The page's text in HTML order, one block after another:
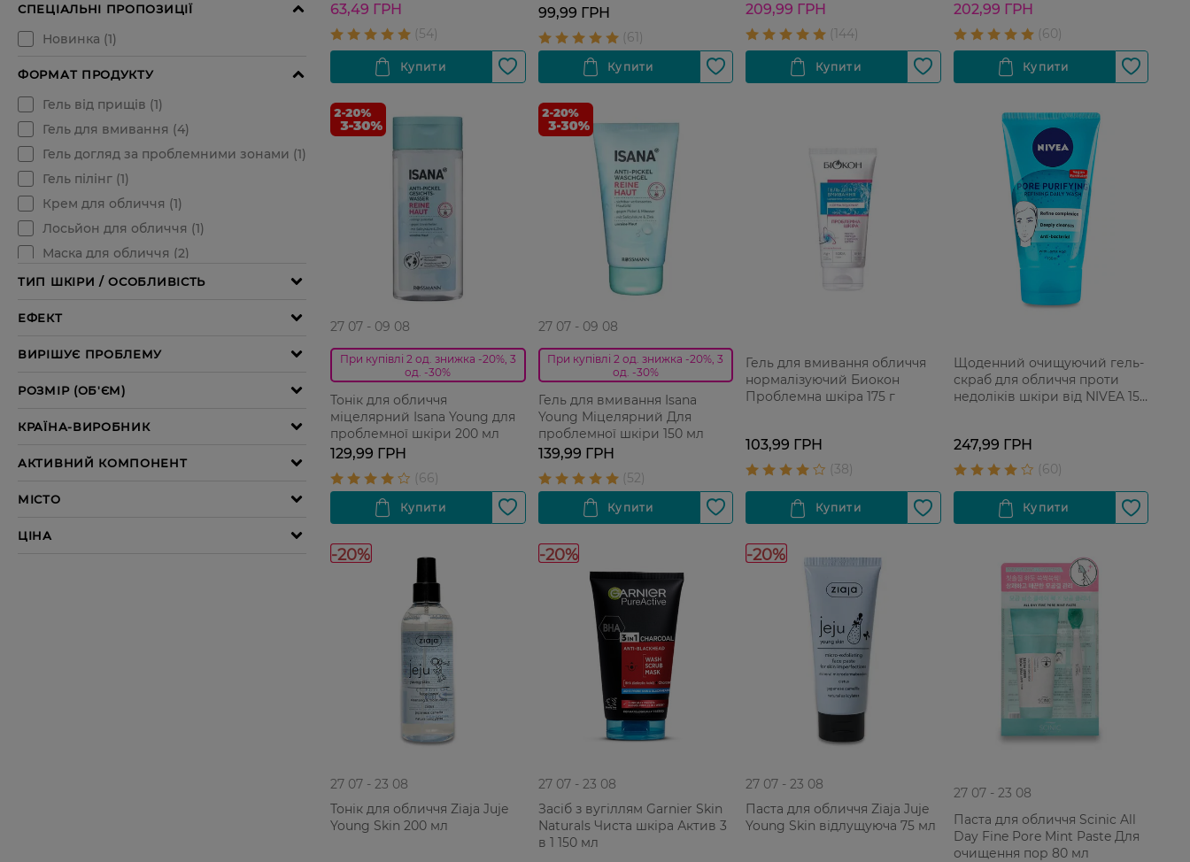
63,49 ГРН 99,99 ГРН 209,99 ГРН 202,99 ГРН
27 07 - 09 08
При купівлі 2 од. знижка -20%, 3
од. -30%
Тонік для обличчя
міцелярний Isana Young для
проблемної шкіри 200 мл
129,99 ГРН
27 07 - 09 08
При купівлі 2 од. знижка -20%, 3
од. -30%
Гель для вмивання Isana
Young Міцелярний Для
проблемної шкіри 150 мл
139,99 ГРН
Гель для вмивання обличчя
нормалізуючий Биокон
Проблемна шкіра 175 г
103,99 ГРН
Щоденний очищуючий гель-
скраб для обличчя проти
недоліків шкіри від NIVEA 150
247,99 ГРН
-20%
27 07 - 23 08
Тонік для обличчя Ziaja Juje
Young Skin 200 мл
-20%
27 07 - 23 08
Засіб з вугіллям Garnier Skin
Naturals Чиста шкіра Актив 3
в 1 150 мл
-20%
27 07 - 23 08
Паста для обличчя Ziaja Juje
Young Skin відлущуюча 75 мл
27 07 - 23 08
Паста для обличчя Scinic All
Day Fine Pore Mint Paste Для
очищення пор 80 мл